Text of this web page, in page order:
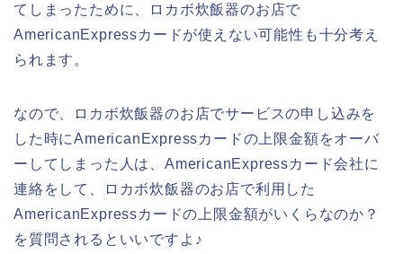
てしまったために、ロカボ炊飯器のお店で
AmericanExpressカードが使えない可能性も十分考え
られます。
なので、ロカボ炊飯器のお店でサービスの申し込みを
した時にAmericanExpressカードの上限金額をオーバ
ーしてしまった人は、AmericanExpressカード会社に
連絡をして、ロカボ炊飯器のお店で利用した
AmericanExpressカードの上限金額がいくらなのか？
を質問されるといいですよ♪